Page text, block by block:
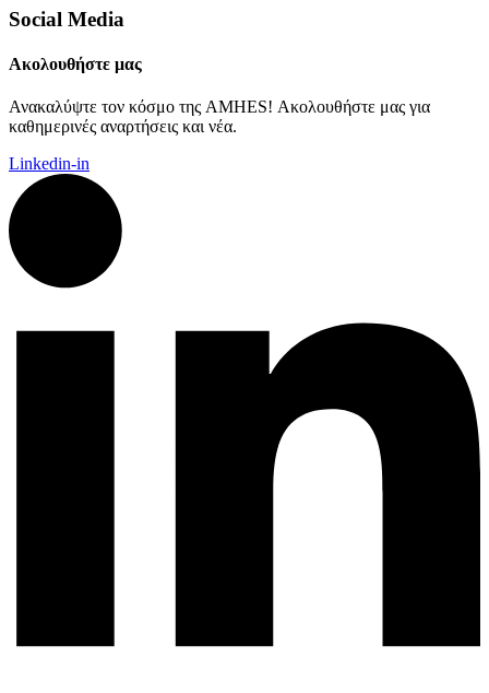
Social Media
Ακολουθήστε μας
Ανακαλύψτε τον κόσμο της AMHES! Ακολουθήστε μας για
καθημερινές αναρτήσεις και νέα.
Linkedin-in